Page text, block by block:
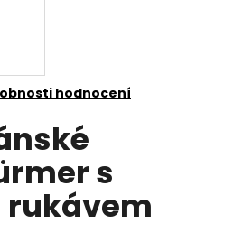
hodnocení
s
HLEDAT